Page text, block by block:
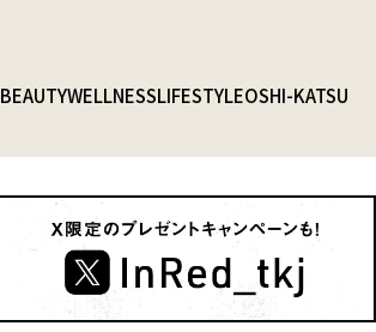
BEAUTYWELLNESSLIFESTYLEOSHI-KATSU